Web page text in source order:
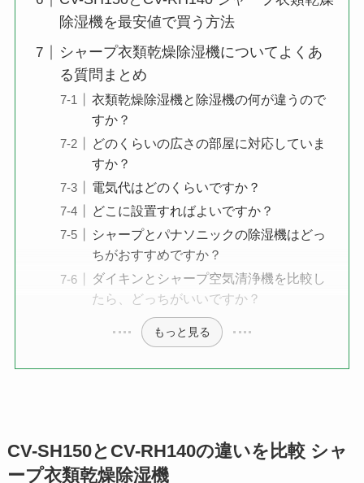
除湿機を最安値で買う方法
シャープ衣類乾燥除湿機についてよくあ
る質問まとめ
衣類乾燥除湿機と除湿機の何が違うので
すか？
どのくらいの広さの部屋に対応していま
すか？
電気代はどのくらいですか？
どこに設置すればよいですか？
シャープとパナソニックの除湿機はどっ
ちがおすすめですか？
ダイキンとシャープ空気清浄機を比較し
たら、どっちがいいですか？
もっと見る
CV-SH150とCV-RH140の違いを比較 シャ
ープ衣類乾燥除湿機